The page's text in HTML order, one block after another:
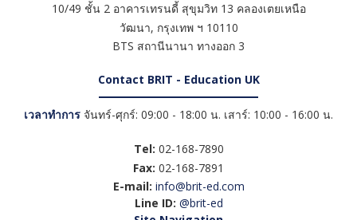
10/49 ชั้น 2 อาคารเทรนดี้ สุขุมวิท 13 คลองเตยเหนือ
วัฒนา, กรุงเทพ ฯ 10110
BTS สถานีนานา ทางออก 3
Contact BRIT - Education UK
เวลาทำการ จันทร์-ศุกร์: 09:00 - 18:00 น. เสาร์: 10:00 - 16:00 น.
Tel: 02-168-7890
Fax: 02-168-7891
E-mail: info@brit-ed.com
Line ID: @brit-ed